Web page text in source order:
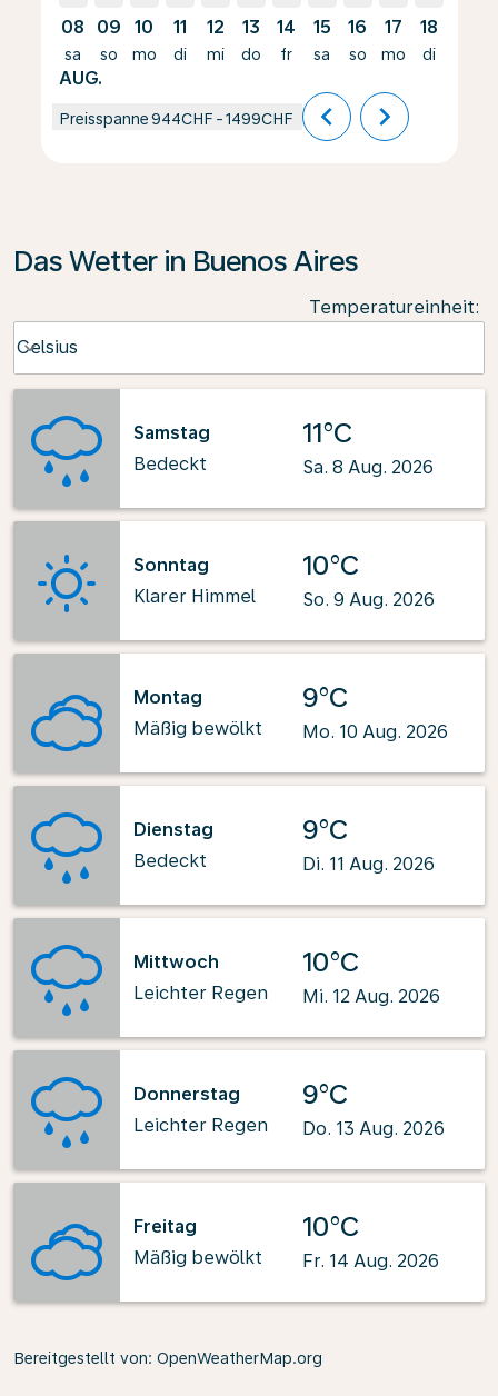
08
sa
AUG.
09
so
10
mo
11
di
12
mi
13
do
14
fr
15
sa
16
so
17
mo
18
di
Preisspanne944CHF -1499CHF chevron_left chevron_right
Das Wetter in Buenos Aires
Temperatureinheit:
Celsius
keyboard_arrow_down
Samstag
Bedeckt
11°C
Sa. 8 Aug. 2026
Sonntag
Klarer Himmel
10°C
So. 9 Aug. 2026
Montag
Mäßig bewölkt
9°C
Mo. 10 Aug. 2026
Dienstag
Bedeckt
9°C
Di. 11 Aug. 2026
Mittwoch
Leichter Regen
10°C
Mi. 12 Aug. 2026
Donnerstag
Leichter Regen
9°C
Do. 13 Aug. 2026
Freitag
Mäßig bewölkt
10°C
Fr. 14 Aug. 2026
Bereitgestellt von: OpenWeatherMap.org